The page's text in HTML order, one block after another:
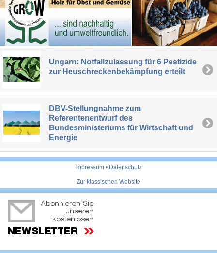
Ungarn: Notfallzulassung für 6 Pestizide
zur Heuschreckenbekämpfung erteilt
DBV-Stellungnahme zum
Referentenentwurf des
Bundesministeriums für Wirtschaft und
Energie
Impressum • Datenschutz
Zur klassischen Website